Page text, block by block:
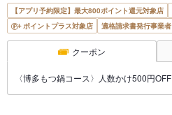
【アプリ予約限定】最大800ポイント還元対象店
ポイントプラス対象店
適格請求書発行事業者
クーポン
〈博多もつ鍋コース〉人数かけ500円OFF